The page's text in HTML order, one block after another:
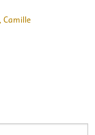
Camille